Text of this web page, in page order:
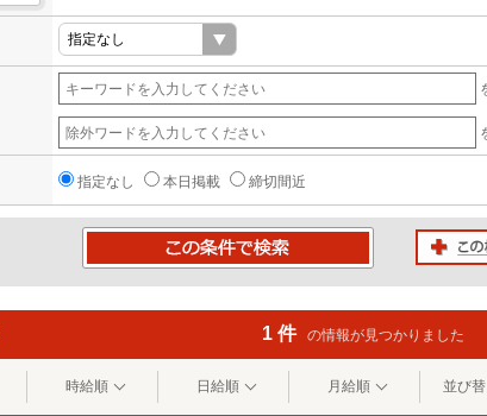
指定なし 本日掲載 締切間近
1 件 の情報が見つかりました
時給順 日給順 月給順 並び